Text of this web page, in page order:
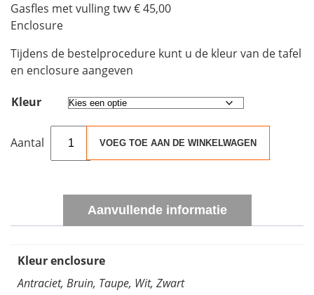
Gasfles met vulling twv € 45,00
Enclosure
Tijdens de bestelprocedure kunt u de kleur van de tafel
en enclosure aangeven
Kleur
Cocooning
Exclusive
VOEG TOE AAN DE WINKELWAGEN
Aanvullende informatie
Kleur enclosure
Antraciet, Bruin, Taupe, Wit, Zwart